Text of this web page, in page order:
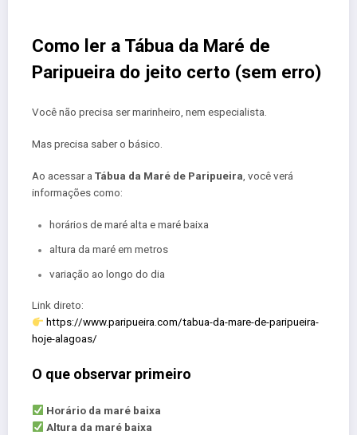
Como ler a Tábua da Maré de
Paripueira do jeito certo (sem erro)
Você não precisa ser marinheiro, nem especialista.
Mas precisa saber o básico.
Ao acessar a Tábua da Maré de Paripueira , você verá
informações como:
horários de maré alta e maré baixa
altura da maré em metros
variação ao longo do dia
Link direto:
https://www.paripueira.com/tabua-da-mare-de-paripueira-
hoje-alagoas/
O que observar primeiro
Horário da maré baixa
Altura da maré baixa